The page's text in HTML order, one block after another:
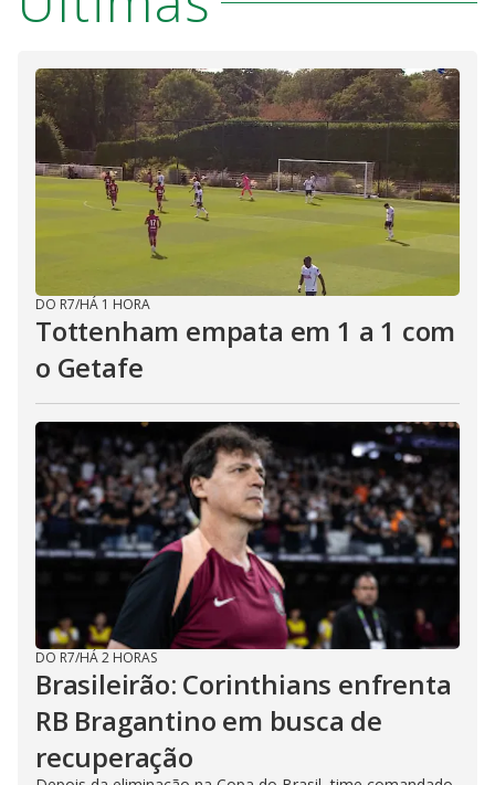
DO R7/HÁ 1 HORA
Tottenham empata em 1 a 1 com
o Getafe
DO R7/HÁ 2 HORAS
Brasileirão: Corinthians enfrenta
RB Bragantino em busca de
recuperação